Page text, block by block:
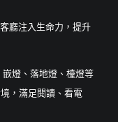
廳注入生命力，提升
燈、落地燈、檯燈等
，滿足閱讀、看電